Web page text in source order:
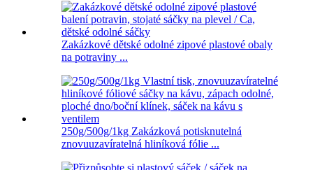
Zakázkové dětské odolné zipové plastové obaly
na potraviny ...
250g/500g/1kg Zakázková potisknutelná
znovuuzavíratelná hliníková fólie ...